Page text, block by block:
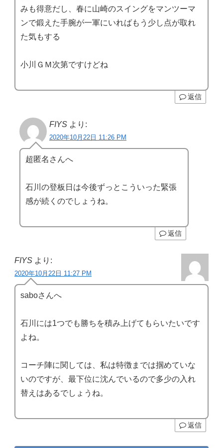
みも得意だし、春に山崎のスイングをマンツーマ
ンで鍛えた手腕が一軍にいればもう少し点が取れ
た気もする
小川ＧＭ次第ですけどね
返信
FIYS より:
2020年10月22日 11:26 PM
超匿名さんへ
石川の登板日は今後ずっとこういった緊張
感が続くのでしょうね。
返信
FIYS より:
2020年10月22日 11:27 PM
saboさんへ
石川には1つでも勝ちを積み上げてもらいたいです
よね。
コーチ陣に関しては、私は特徴までは掴めていな
いのですが、最下位に沈んでいるので多少の入れ
替えはあるでしょうね。
返信